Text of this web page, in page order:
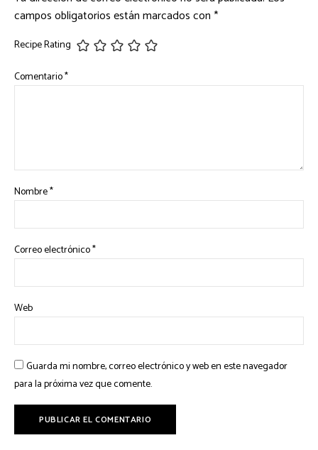
campos obligatorios están marcados con*
Recipe Rating
Comentario*
Nombre*
Correo electrónico*
Web
Guarda mi nombre, correo electrónico y web en este navegador
para la próxima vez que comente.